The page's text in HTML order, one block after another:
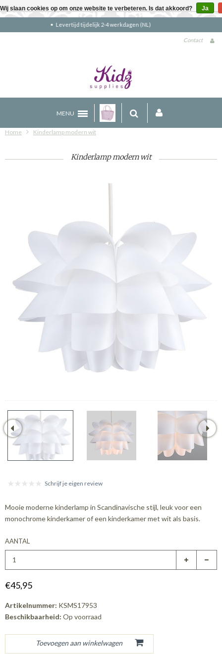
Gratis verzending boven €90 (NL)
Contact
MENU
Home Kinderlamp modern wit
Kinderlamp modern wit
Schrijf je eigen review
Mooie moderne kinderlamp in Scandinavische stijl, leuk voor een
monochrome kinderkamer of een kinderkamer met wit als basis.
AANTAL
€45,95
Artikelnummer: KSMS17953
Beschikbaarheid: Op voorraad
Wij slaan cookies op om onze website te verbeteren. Is dat akkoord? Ja